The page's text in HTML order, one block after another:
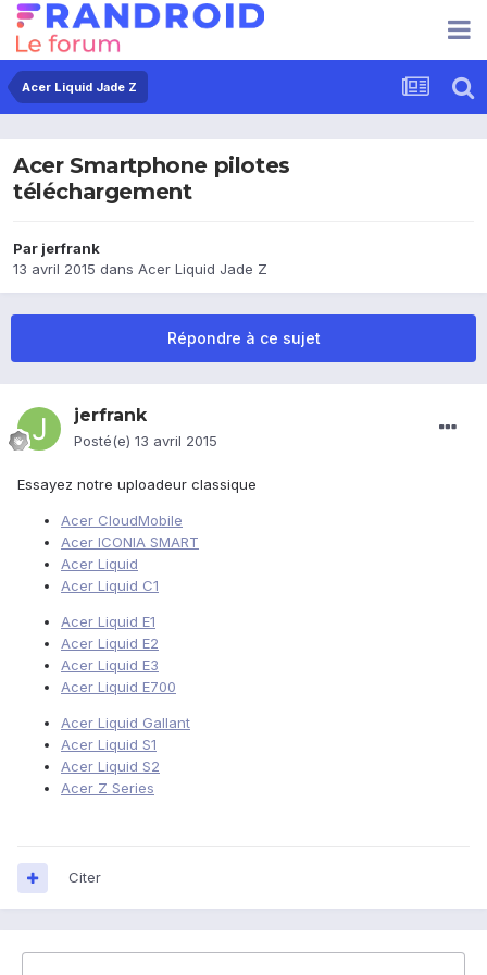
Acer Liquid Jade Z
Acer Smartphone pilotes
téléchargement
Par jerfrank
13 avril 2015 dans Acer Liquid Jade Z
Répondre à ce sujet
jerfrank
Posté(e) 13 avril 2015
Essayez notre uploadeur classique
Acer CloudMobile
Acer ICONIA SMART
Acer Liquid
Acer Liquid C1
Acer Liquid E1
Acer Liquid E2
Acer Liquid E3
Acer Liquid E700
Acer Liquid Gallant
Acer Liquid S1
Acer Liquid S2
Acer Z Series
Citer